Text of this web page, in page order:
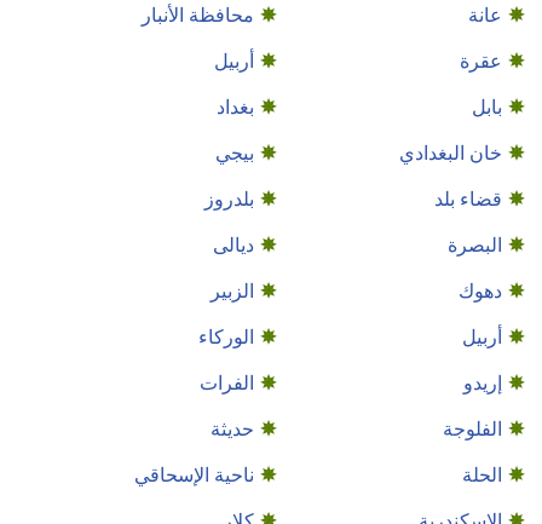
عانة
محافظة الأنبار
عقرة
أربيل
بابل
بغداد
خان البغدادي
بيجي
قضاء بلد
بلدروز
البصرة
ديالى
دهوك
الزبير
أربيل
الوركاء
إريدو
الفرات
الفلوجة
حديثة
الحلة
ناحية الإسحاقي